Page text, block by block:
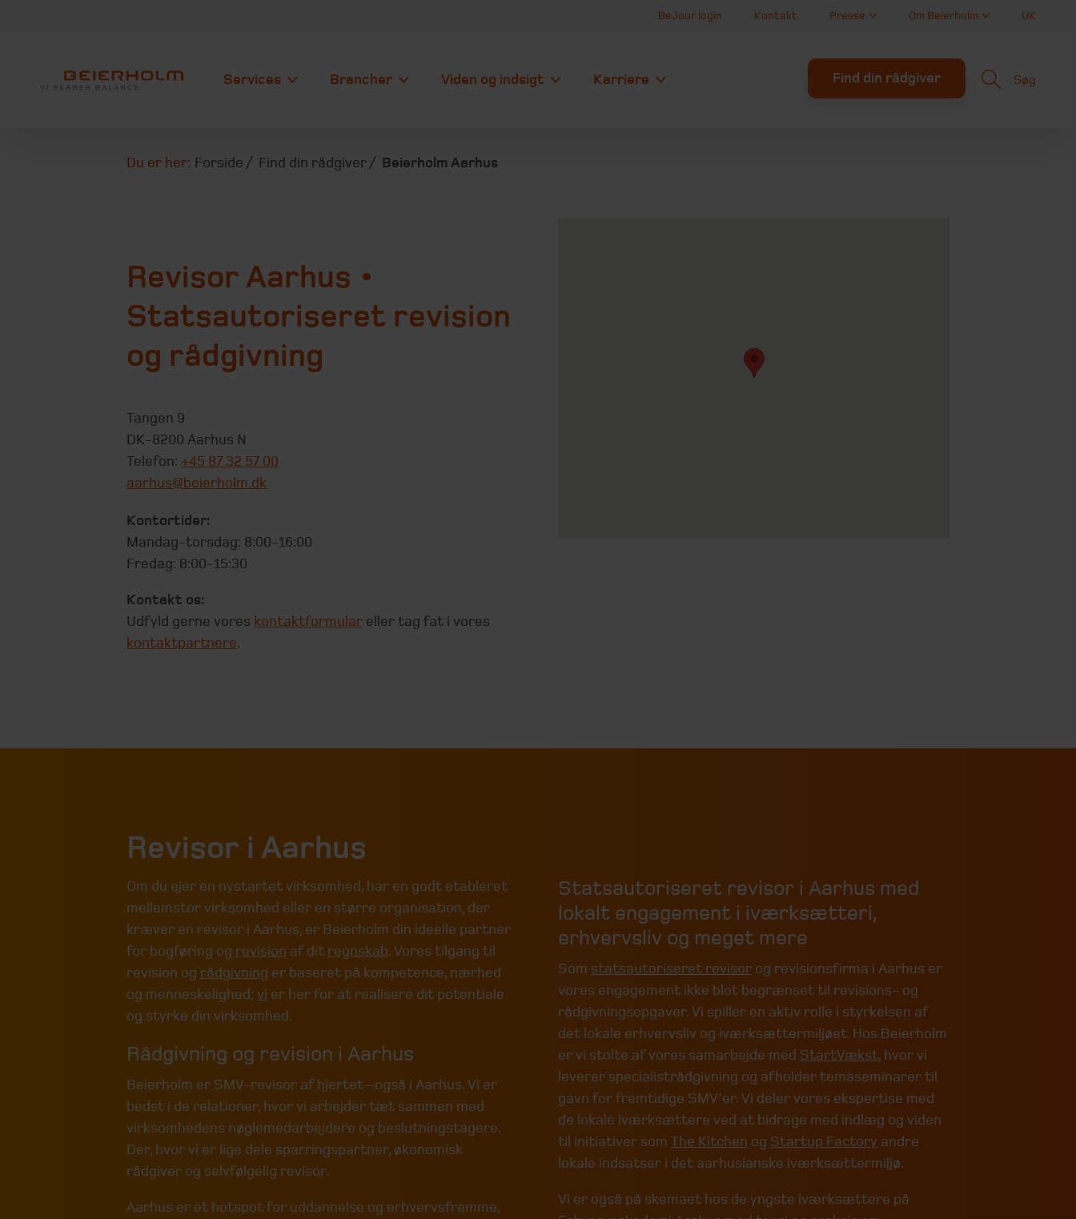
BeJour login Kontakt Presse Om Beierholm UK
Services Brancher Viden og indsigt Karriere Find din rådgiver Søg
Du er her: Forside Find din rådgiver Beierholm Aarhus
Revisor Aarhus •
Statsautoriseret revision
og rådgivning
Tangen 9
DK-8200 Aarhus N
Telefon: +45 87 32 57 00
aarhus@beierholm.dk
Kontortider:
Mandag-torsdag: 8:00-16:00
Fredag: 8:00-15:30
Kontakt os:
Udfyld gerne vores kontaktformulareller tag fat i vores
kontaktpartnere.
Revisor i Aarhus
Om du ejer en nystartet virksomhed, har en godt etableret
mellemstor virksomhed eller en større organisation, der
kræver en revisor i Aarhus, er Beierholm din ideelle partner
for bogføring og revision af dit regnskab. Vores tilgang til
revision og rådgivning er baseret på kompetence, nærhed
og menneskelighed; vi er her for at realisere dit potentiale
og styrke din virksomhed.
Rådgivning og revision i Aarhus
Beierholm er SMV-revisor af hjertet – også i Aarhus. Vi er
bedst i de relationer, hvor vi arbejder tæt sammen med
virksomhedens nøglemedarbejdere og beslutningstagere.
Der, hvor vi er lige dele sparringspartner, økonomisk
rådgiver og selvfølgelig revisor.
Aarhus er et hotspot for uddannelse og erhvervsfremme,
Statsautoriseret revisor i Aarhus med
lokalt engagement i iværksætteri,
erhvervsliv og meget mere
Som statsautoriseret revisorog revisionsfirma i Aarhus er
vores engagement ikke blot begrænset til revisions- og
rådgivningsopgaver. Vi spiller en aktiv rolle i styrkelsen af
det lokale erhvervsliv og iværksættermiljøet. Hos Beierholm
er vi stolte af vores samarbejde med StartVækst, hvor vi
leverer specialistrådgivning og afholder temaseminarer til
gavn for fremtidige SMV'er. Vi deler vores ekspertise med
de lokale iværksættere ved at bidrage med indlæg og viden
til initiativer som The Kitchen og Startup Factory andre
lokale indsatser i det aarhusianske iværksættermiljø.
Vi er også på skemaet hos de yngste iværksættere på